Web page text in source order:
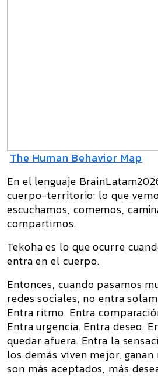
The Human Behavior Map
En el lenguaje
cuerpo-territorio: lo que
escuchamos, comemos,
compartimos.
Tekohaes lo que ocurre
entra en el cuerpo.
Entonces, cuando pasamos
redes sociales, no entra
Entra ritmo. Entra
Entra urgencia. Entra deseo.
quedar afuera. Entra la
los demás viven mejor, ganan
son más aceptados, más